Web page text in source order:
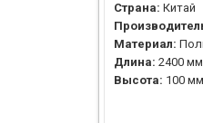
Страна: Китай
Материал:
Длина: 2400 мм
Высота: 100 мм